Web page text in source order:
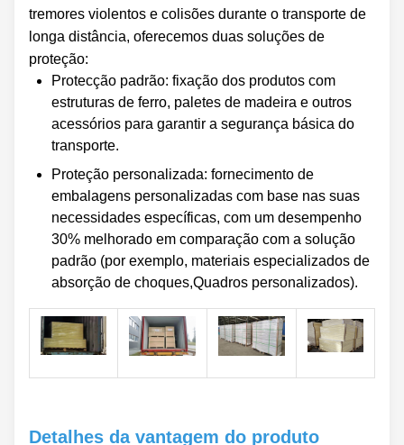
tremores violentos e colisões durante o transporte de
longa distância, oferecemos duas soluções de
proteção:
Protecção padrão: fixação dos produtos com
estruturas de ferro, paletes de madeira e outros
acessórios para garantir a segurança básica do
transporte.
Proteção personalizada: fornecimento de
embalagens personalizadas com base nas suas
necessidades específicas, com um desempenho
30% melhorado em comparação com a solução
padrão (por exemplo, materiais especializados de
absorção de choques,Quadros personalizados).
Detalhes da vantagem do produto